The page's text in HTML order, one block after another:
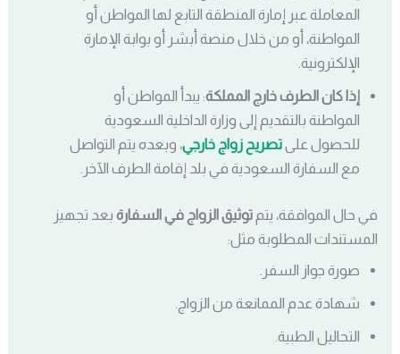
المعاملة عبر إمارة المنطقة التابع لها المواطن أو
المواطنة، أو من خلال منصة أبشر أو بوابة الإمارة
الإلكترونية.
إذا كان الطرف خارج المملكة: يبدأ المواطن أو
المواطنة بالتقديم إلى وزارة الداخلية السعودية
للحصول علىتصريح زواج خارجي، وبعده يتم التواصل
مع السفارة السعودية في بلد إقامة الطرف الآخر.
في حال الموافقة، يتمتوثيق الزواج في السفارة بعد تجهيز
المستندات المطلوبة مثل:
صورة جواز السفر.
شهادة عدم الممانعة من الزواج.
التحاليل الطبية.